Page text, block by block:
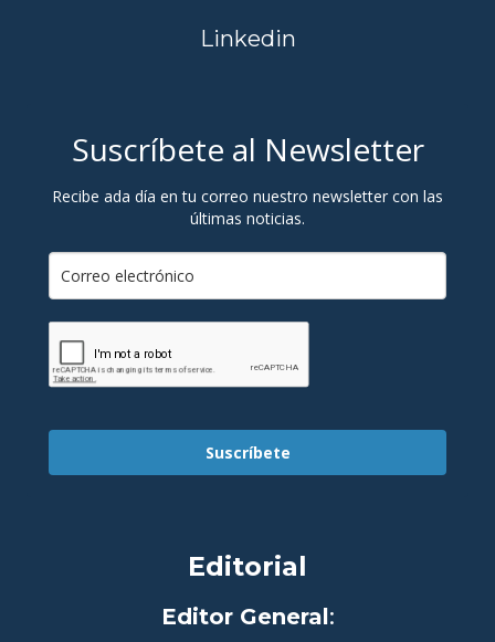
Linkedin
Suscríbete al Newsletter
Recibe ada día en tu correo nuestro newsletter con las
últimas noticias.
Suscríbete
Editorial
Editor General: